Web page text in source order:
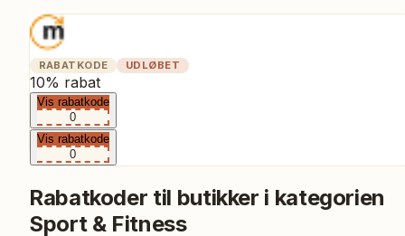
RABATKODE UDLØBET
10% rabat
Vis rabatkode
0
Vis rabatkode
0
Rabatkoder til butikker i kategorien
Sport & Fitness